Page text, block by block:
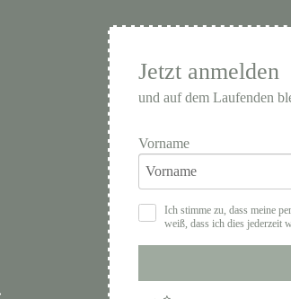
Jetzt anmelden
und auf dem Laufenden
Vorname
Ich stimme zu, dass meine
weiß, dass ich dies jederzeit